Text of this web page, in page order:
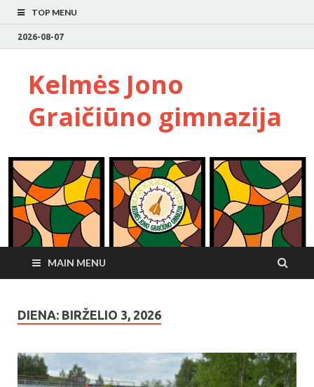
TOP MENU
2026-08-07
Kelmės Jono
Graičiūno gimnazija
MAIN MENU
DIENA: BIRŽELIO 3, 2026